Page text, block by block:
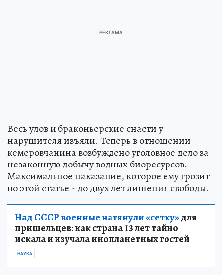
Весь улов и браконьерские снасти у
нарушителя изъяли. Теперь в отношении
кемеровчанина возбуждено уголовное дело за
незаконную добычу водных биоресурсов.
Максимальное наказание, которое ему грозит
по этой статье - до двух лет лишения свободы.
Над СССР военные натянули «сетку»для
пришельцев: как страна 13 лет тайно
искала и изучала инопланетных гостей
НАУКА